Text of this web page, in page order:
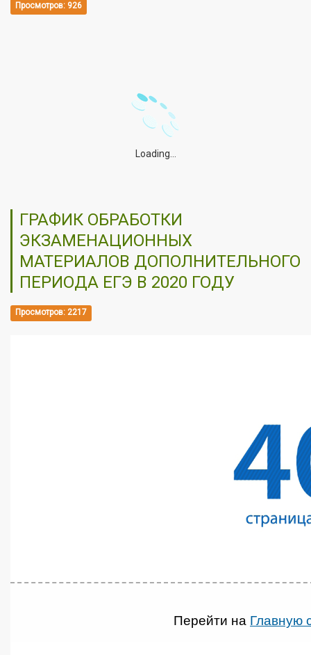
Просмотров: 926
Loading...
ГРАФИК ОБРАБОТКИ
ЭКЗАМЕНАЦИОННЫХ
МАТЕРИАЛОВ ДОПОЛНИТЕЛЬНОГО
ПЕРИОДА ЕГЭ В 2020 ГОДУ
Просмотров: 2217